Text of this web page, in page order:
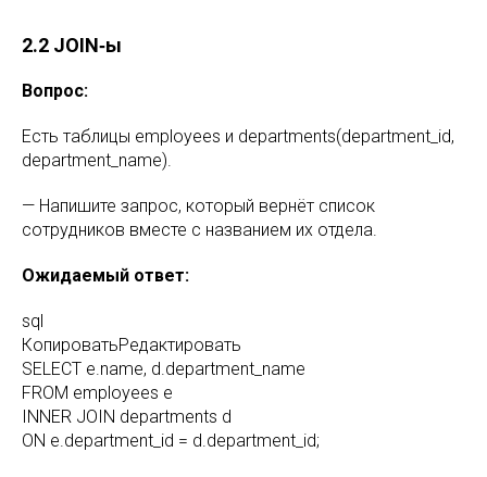
2.2 JOIN‑ы
Вопрос:
Есть таблицы employees и departments(department_id,
department_name).
— Напишите запрос, который вернёт список
сотрудников вместе с названием их отдела.
Ожидаемый ответ:
sql
КопироватьРедактировать
SELECT e.name, d.department_name
FROM employees e
INNER JOIN departments d
ON e.department_id = d.department_id;